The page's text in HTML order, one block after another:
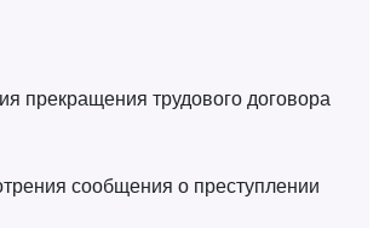
прекращения трудового договора
сообщения о преступлении